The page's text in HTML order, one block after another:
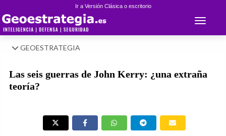
Ir a Versión Clásica o escritorio
Toggle
GEOESTRATEGIA
Las seis guerras de John Kerry: ¿una extraña
teoría?